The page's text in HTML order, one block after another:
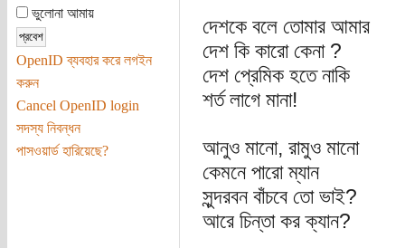
ভুলোনা আমায়
OpenID ব্যবহার করে লগইন
করুন
Cancel OpenID login
সদস্য নিবন্ধন
পাসওয়ার্ড হারিয়েছে?
দেশকে বলে তোমার আমার
দেশ কি কারো কেনা ?
দেশ প্রেমিক হতে নাকি
শর্ত লাগে মানা!
আনুও মানো, রামুও মানো
কেমনে পারো ম্যান
সুন্দরবন বাঁচবে তো ভাই?
আরে চিন্তা কর ক্যান?